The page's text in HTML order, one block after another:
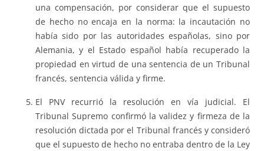
una compensación, por considerar que el supuesto
de hecho no encaja en la norma: la incautación no
había sido por las autoridades españolas, sino por
Alemania, y el Estado español había recuperado la
propiedad en virtud de una sentencia de un Tribunal
francés, sentencia válida y firme.
El PNV recurrió la resolución en vía judicial. El
Tribunal Supremo confirmó la validez y firmeza de la
resolución dictada por el Tribunal francés y consideró
que el supuesto de hecho no entraba dentro de la Ley